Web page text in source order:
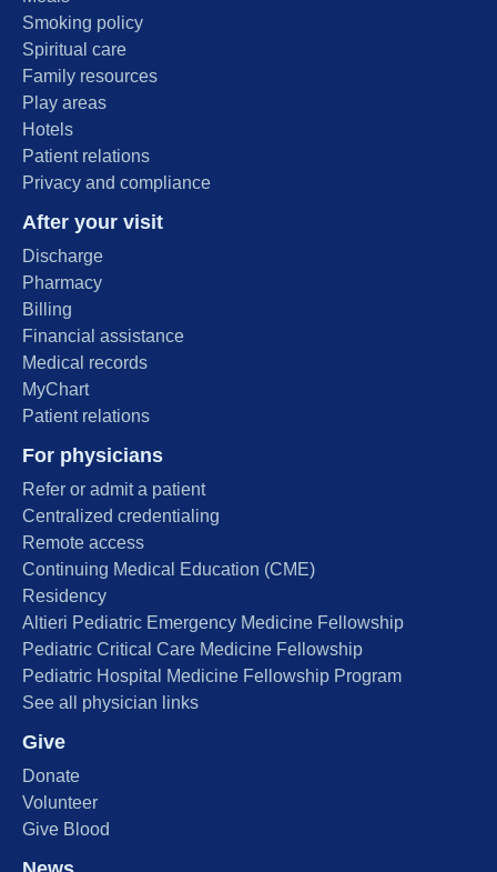
Smoking policy
Spiritual care
Family resources
Play areas
Hotels
Patient relations
Privacy and compliance
After your visit
Discharge
Pharmacy
Billing
Financial assistance
Medical records
MyChart
Patient relations
For physicians
Refer or admit a patient
Centralized credentialing
Remote access
Continuing Medical Education (CME)
Residency
Altieri Pediatric Emergency Medicine Fellowship
Pediatric Critical Care Medicine Fellowship
Pediatric Hospital Medicine Fellowship Program
See all physician links
Give
Donate
Volunteer
Give Blood